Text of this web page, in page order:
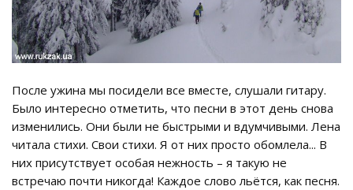
После ужина мы посидели все вместе, слушали гитару.
Было интересно отметить, что песни в этот день снова
изменились. Они были не быстрыми и вдумчивыми. Лена
читала стихи. Свои стихи. Я от них просто обомлела... В
них присутствует особая нежность – я такую не
встречаю почти никогда! Каждое слово льётся, как песня.